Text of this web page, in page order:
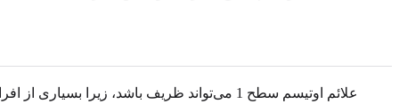
علائم اوتیسم سطح 1 می‌تواند ظریف باشد،